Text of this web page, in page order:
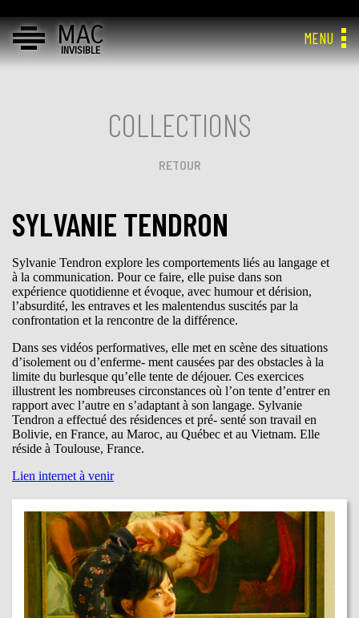
MAC
INVISIBLE
MENU
COLLECTIONS
RETOUR
SYLVANIE TENDRON
Sylvanie Tendron explore les comportements liés au langage et
à la communication. Pour ce faire, elle puise dans son
expérience quotidienne et évoque, avec humour et dérision,
l’absurdité, les entraves et les malentendus suscités par la
confrontation et la rencontre de la différence.
Dans ses vidéos performatives, elle met en scène des situations
d’isolement ou d’enferme- ment causées par des obstacles à la
limite du burlesque qu’elle tente de déjouer. Ces exercices
illustrent les nombreuses circonstances où l’on tente d’entrer en
rapport avec l’autre en s’adaptant à son langage. Sylvanie
Tendron a effectué des résidences et pré- senté son travail en
Bolivie, en France, au Maroc, au Québec et au Vietnam. Elle
réside à Toulouse, France.
Lien internet à venir